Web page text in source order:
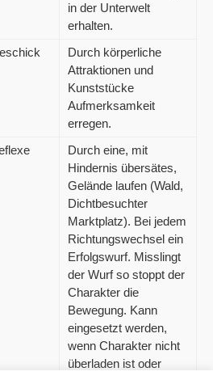
in der Unterwelt
erhalten.
Durch körperliche
Attraktionen und
Kunststücke
Aufmerksamkeit
erregen.
Durch eine, mit
Hindernis übersätes,
Gelände laufen (Wald,
Dichtbesuchter
Marktplatz). Bei jedem
Richtungswechsel ein
Erfolgswurf. Misslingt
der Wurf so stoppt der
Charakter die
Bewegung. Kann
eingesetzt werden,
wenn Charakter nicht
überladen ist oder